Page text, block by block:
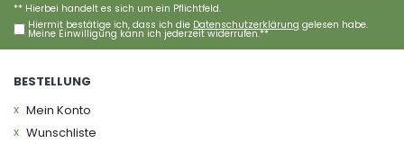
Hiermit bestätige ich, dass ich die Daten­schutz­erklärung gelesen habe.
Meine Einwilligung kann ich jederzeit widerrufen.**
** Hierbei handelt es sich um ein Pflichtfeld.
BESTELLUNG
Mein Konto
Wunschliste